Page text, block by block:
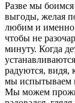
Разве мы
выгоды, желая
любим и именно
чтобы не
минуту. Когда
радуются, видя,
мы испытываем
Мы можем